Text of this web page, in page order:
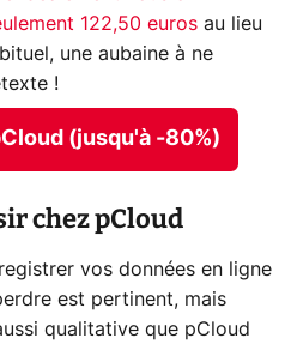
122,50 euros au lieu
une aubaine à ne
!
(jusqu'à -80%)
chez pCloud
vos données en ligne
est pertinent, mais
qualitative que pCloud